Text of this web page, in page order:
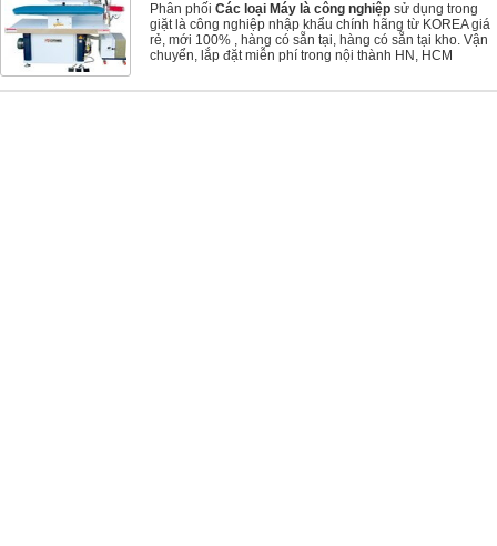
Phân phối Các loại Máy là công nghiệp sử dụng trong
giặt là công nghiệp nhập khẩu chính hãng từ KOREA giá
rẻ, mới 100% , hàng có sẵn tại, hàng có sẵn tại kho. Vận
chuyển, lắp đặt miễn phí trong nội thành HN, HCM